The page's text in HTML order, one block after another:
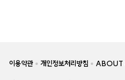
이용약관 개인정보처리방침 ABOUT